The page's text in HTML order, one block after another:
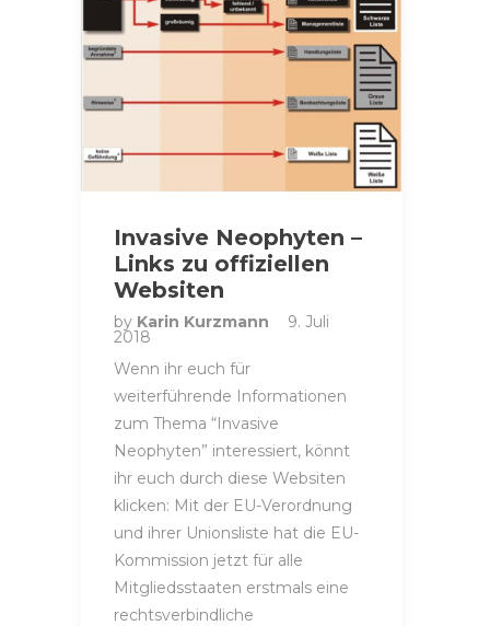
Invasive Neophyten –
Links zu offiziellen
Websiten
by Karin Kurzmann 9. Juli
2018
Wenn ihr euch für
weiterführende Informationen
zum Thema “Invasive
Neophyten” interessiert, könnt
ihr euch durch diese Websiten
klicken: Mit der EU-Verordnung
und ihrer Unionsliste hat die EU-
Kommission jetzt für alle
Mitgliedsstaaten erstmals eine
rechtsverbindliche